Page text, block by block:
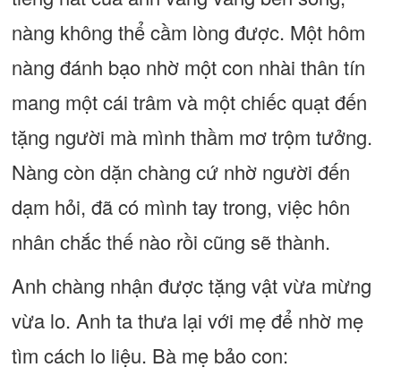
nàng không thể cầm lòng được. Một hôm
nàng đánh bạo nhờ một con nhài thân tín
mang một cái trâm và một chiếc quạt đến
tặng người mà mình thầm mơ trộm tưởng.
Nàng còn dặn chàng cứ nhờ người đến
dạm hỏi, đã có mình tay trong, việc hôn
nhân chắc thế nào rồi cũng sẽ thành.
Anh chàng nhận được tặng vật vừa mừng
vừa lo. Anh ta thưa lại với mẹ để nhờ mẹ
tìm cách lo liệu. Bà mẹ bảo con: